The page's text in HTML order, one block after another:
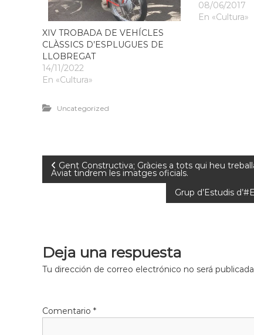
XIV TROBADA DE VEHÍCLES
CLÀSSICS D’ESPLUGUES DE
LLOBREGAT
14/11/2022
En «Cultura»
08/06/2017
En «Cultura»
Uncategorized
Gent Constructiva; Gràcies a tots qui heu
Aviat tindrem les imatges oficials.
Grup d’Estudis
Deja una respuesta
Tu dirección de correo electrónico no será
Comentario *